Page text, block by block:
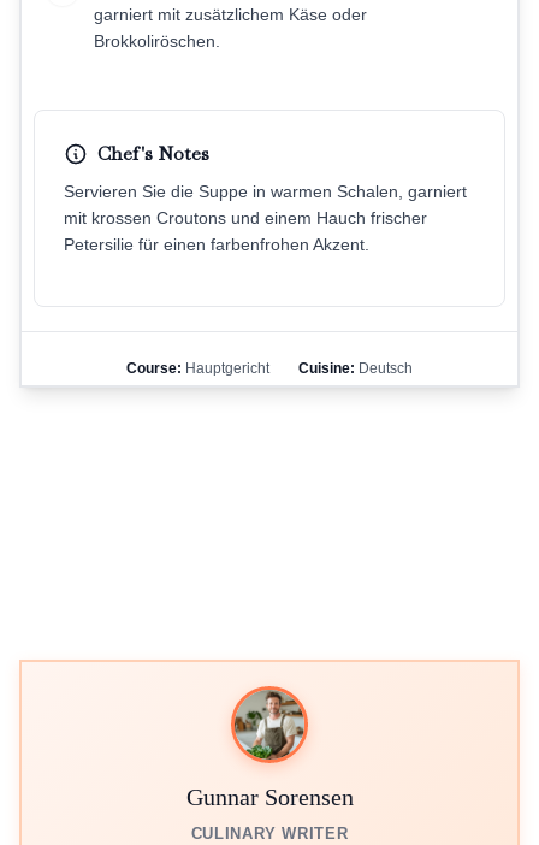
garniert mit zusätzlichem Käse oder
Brokkoliröschen.
Chef's Notes
Servieren Sie die Suppe in warmen Schalen, garniert
mit krossen Croutons und einem Hauch frischer
Petersilie für einen farbenfrohen Akzent.
Course: Hauptgericht Cuisine: Deutsch
Gunnar Sorensen
CULINARY WRITER